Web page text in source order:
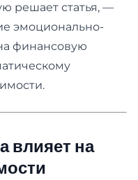
решает статья, —
эмоционально-
финансовую
влияет на